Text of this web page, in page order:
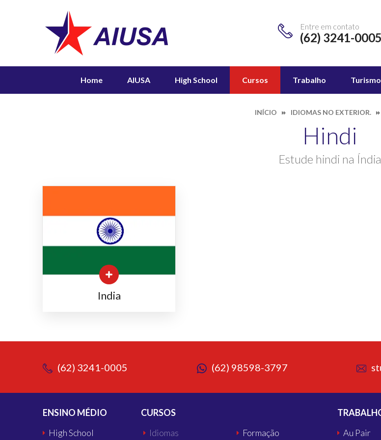
Entre em contato
(62) 3241-0005
Home AIUSA High School Cursos Trabalho Turismo
INÍCIO IDIOMAS NO EXTERIOR.
Hindi
Estude hindi na Índia
India
(62) 3241-0005 (62) 98598-3797
ENSINO MÉDIO
High School
CURSOS
Idiomas
Formação
Au Pair